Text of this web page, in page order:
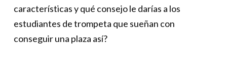
características y qué consejo le darías a los
estudiantes de trompeta que sueñan con
conseguir una plaza así?